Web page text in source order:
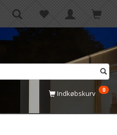
Indkøbskurv 0